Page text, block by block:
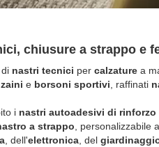
chiusure a strappo e
nastri tecnici per calzature a
zaini e borsoni sportivi, raffinati
i nastri autoadesivi di rinforzo
a strappo, personalizzabile
, dell'elettronica, del